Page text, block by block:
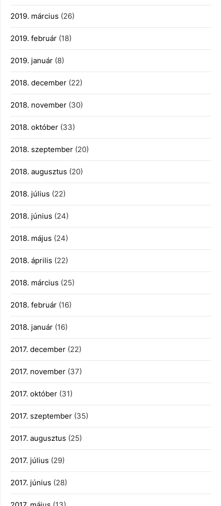
2019. március (26)
2019. február (18)
2019. január (8)
2018. december (22)
2018. november (30)
2018. október (33)
2018. szeptember (20)
2018. augusztus (20)
2018. július (22)
2018. június (24)
2018. május (24)
2018. április (22)
2018. március (25)
2018. február (16)
2018. január (16)
2017. december (22)
2017. november (37)
2017. október (31)
2017. szeptember (35)
2017. augusztus (25)
2017. július (29)
2017. június (28)